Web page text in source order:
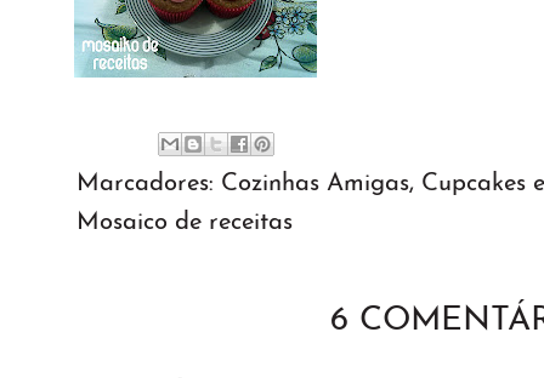
Marcadores: Cozinhas Amigas, Cupcakes
Mosaico de receitas
6